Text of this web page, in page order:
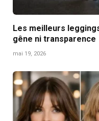
Les meilleurs
gêne ni transparence
mai 19, 2026